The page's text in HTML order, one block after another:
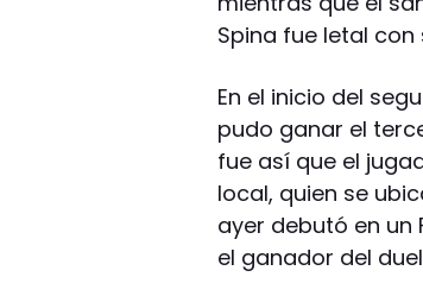
Spina fue letal
En el inicio del
pudo ganar el
fue así que el
local, quien se
ayer debutó en un
el ganador del